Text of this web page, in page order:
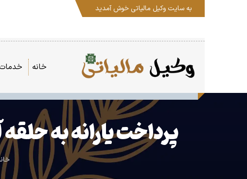
به سایت وکیل مالیاتی خوش آمدید
خانه
پرداخت یارانه به